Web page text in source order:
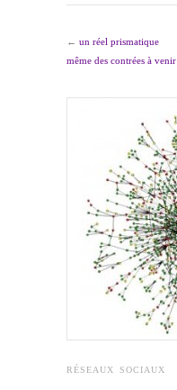
← un réel prismatique
même des contrées à venir
RÉSEAUX SOCIAUX